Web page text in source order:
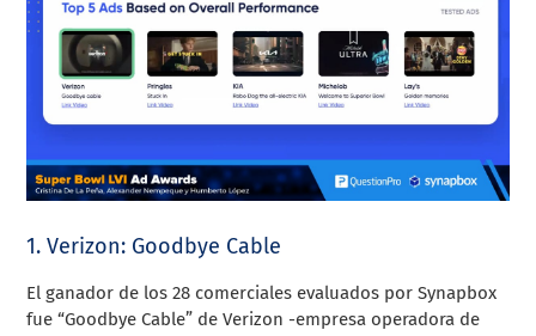
1. Verizon: Goodbye Cable
El ganador de los 28 comerciales evaluados por Synapbox
fue “Goodbye Cable” de Verizon -empresa operadora de